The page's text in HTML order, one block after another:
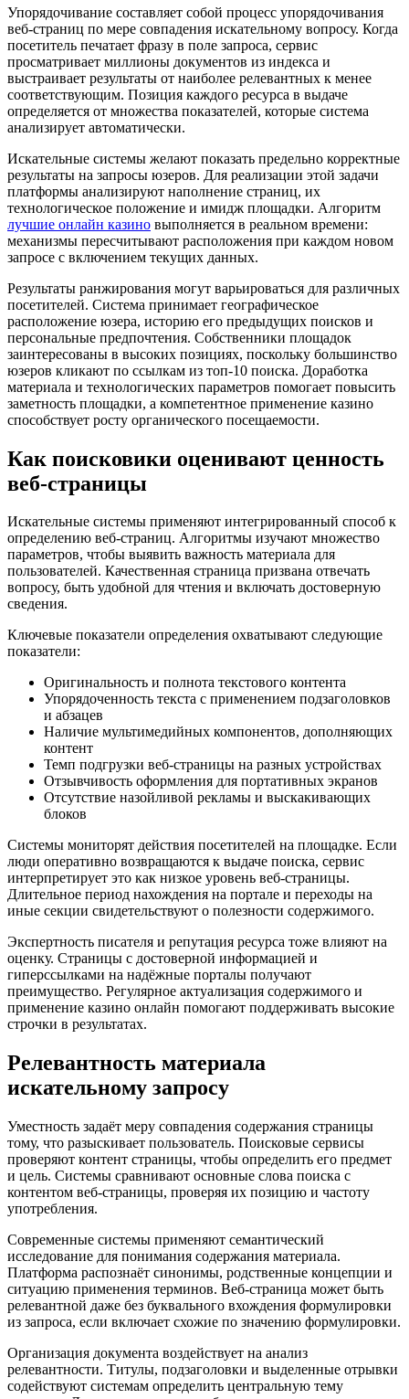
Упорядочивание составляет собой процесс упорядочивания
веб-страниц по мере совпадения искательному вопросу. Когда
посетитель печатает фразу в поле запроса, сервис
просматривает миллионы документов из индекса и
выстраивает результаты от наиболее релевантных к менее
соответствующим. Позиция каждого ресурса в выдаче
определяется от множества показателей, которые система
анализирует автоматически.
Искательные системы желают показать предельно корректные
результаты на запросы юзеров. Для реализации этой задачи
платформы анализируют наполнение страниц, их
технологическое положение и имидж площадки. Алгоритм
лучшие онлайн казино выполняется в реальном времени:
механизмы пересчитывают расположения при каждом новом
запросе с включением текущих данных.
Результаты ранжирования могут варьироваться для различных
посетителей. Система принимает географическое
расположение юзера, историю его предыдущих поисков и
персональные предпочтения. Собственники площадок
заинтересованы в высоких позициях, поскольку большинство
юзеров кликают по ссылкам из топ-10 поиска. Доработка
материала и технологических параметров помогает повысить
заметность площадки, а компетентное применение казино
способствует росту органического посещаемости.
Как поисковики оценивают ценность
веб-страницы
Искательные системы применяют интегрированный способ к
определению веб-страниц. Алгоритмы изучают множество
параметров, чтобы выявить важность материала для
пользователей. Качественная страница призвана отвечать
вопросу, быть удобной для чтения и включать достоверную
сведения.
Ключевые показатели определения охватывают следующие
показатели:
Оригинальность и полнота текстового контента
Упорядоченность текста с применением подзаголовков
и абзацев
Наличие мультимедийных компонентов, дополняющих
контент
Темп подгрузки веб-страницы на разных устройствах
Отзывчивость оформления для портативных экранов
Отсутствие назойливой рекламы и выскакивающих
блоков
Системы мониторят действия посетителей на площадке. Если
люди оперативно возвращаются к выдаче поиска, сервис
интерпретирует это как низкое уровень веб-страницы.
Длительное период нахождения на портале и переходы на
иные секции свидетельствуют о полезности содержимого.
Экспертность писателя и репутация ресурса тоже влияют на
оценку. Страницы с достоверной информацией и
гиперссылками на надёжные порталы получают
преимущество. Регулярное актуализация содержимого и
применение казино онлайн помогают поддерживать высокие
строчки в результатах.
Релевантность материала
искательному запросу
Уместность задаёт меру совпадения содержания страницы
тому, что разыскивает пользователь. Поисковые сервисы
проверяют контент страницы, чтобы определить его предмет
и цель. Системы сравнивают основные слова поиска с
контентом веб-страницы, проверяя их позицию и частоту
употребления.
Современные системы применяют семантический
исследование для понимания содержания материала.
Платформа распознаёт синонимы, родственные концепции и
ситуацию применения терминов. Веб-страница может быть
релевантной даже без буквального вхождения формулировки
из запроса, если включает схожие по значению формулировки.
Организация документа воздействует на анализ
релевантности. Титулы, подзаголовки и выделенные отрывки
содействуют системам определить центральную тему